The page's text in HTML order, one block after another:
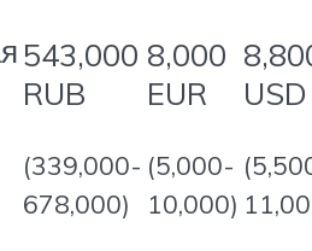
543,000
RUB
(339,000-
678,000)
8,000
EUR
(5,000-
10,000)
USD